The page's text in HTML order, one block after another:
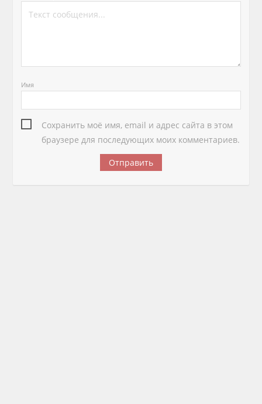
Имя
Сохранить моё имя, email и адрес сайта в этом
браузере для последующих моих комментариев.